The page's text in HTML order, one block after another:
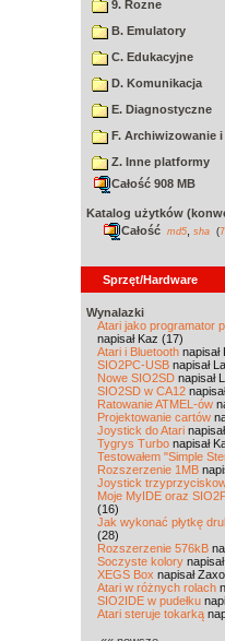
9. Rozne
B. Emulatory
C. Edukacyjne
D. Komunikacja
E. Diagnostyczne
F. Archiwizowanie
Z. Inne platformy
Całość 908 MB
Katalog użytków
Całość md5 sha (
Sprzęt/Hardware
Wynalazki
Atari jako programator
napisał Kaz (17)
Atari i Bluetooth napisał
SIO2PC-USB napisał
Nowe SIO2SD napisał
SIO2SD w CA12
Ratowanie ATMEL-ów
Projektowanie cartów
Joystick do Atari
Tygrys Turbo napisał
Testowałem "Simple
Rozszerzenie 1MB
Joystick
Moje MyIDE oraz
(16)
Jak wykonać płytkę
(28)
Rozszerzenie 576kB
Soczyste kolory
XEGS Box napisał
Atari w różnych rolach
SIO2IDE w pudełku
Atari steruje tokarką